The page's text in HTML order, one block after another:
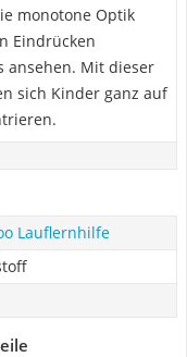
monotone Optik
Eindrücken
ansehen. Mit dieser
sich Kinder ganz auf
Lauflernhilfe